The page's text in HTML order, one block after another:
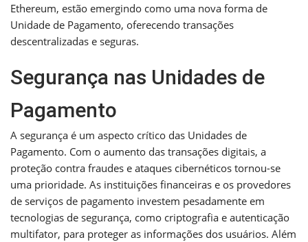
Ethereum, estão emergindo como uma nova forma de
Unidade de Pagamento, oferecendo transações
descentralizadas e seguras.
Segurança nas Unidades de
Pagamento
A segurança é um aspecto crítico das Unidades de
Pagamento. Com o aumento das transações digitais, a
proteção contra fraudes e ataques cibernéticos tornou-se
uma prioridade. As instituições financeiras e os provedores
de serviços de pagamento investem pesadamente em
tecnologias de segurança, como criptografia e autenticação
multifator, para proteger as informações dos usuários. Além